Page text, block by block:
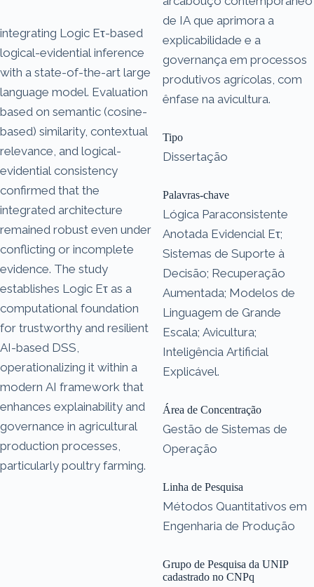
integrating Logic Eτ-based
logical-evidential inference
with a state-of-the-art large
language model. Evaluation
based on semantic (cosine-
based) similarity, contextual
relevance, and logical-
evidential consistency
confirmed that the
integrated architecture
remained robust even under
conflicting or incomplete
evidence. The study
establishes Logic Eτ as a
computational foundation
for trustworthy and resilient
AI-based DSS,
operationalizing it within a
modern AI framework that
enhances explainability and
governance in agricultural
production processes,
particularly poultry farming.
de IA que aprimora a
explicabilidade e a
governança em processos
produtivos agrícolas, com
ênfase na avicultura.
Tipo
Dissertação
Palavras-chave
Lógica Paraconsistente
Anotada Evidencial Eτ;
Sistemas de Suporte à
Decisão; Recuperação
Aumentada; Modelos de
Linguagem de Grande
Escala; Avicultura;
Inteligência Artificial
Explicável.
Área de Concentração
Gestão de Sistemas de
Operação
Linha de Pesquisa
Métodos Quantitativos em
Engenharia de Produção
Grupo de Pesquisa da UNIP
cadastrado no CNPq